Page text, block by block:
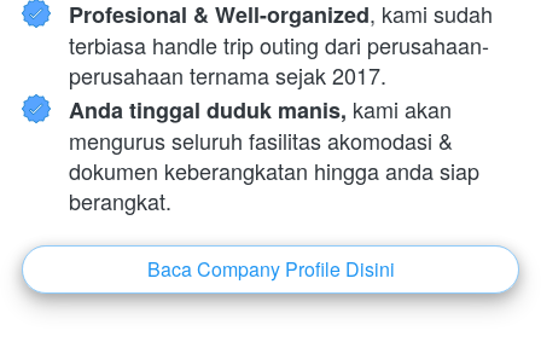
Profesional & Well-organized, kami sudah
terbiasa handle trip outing dari perusahaan-
perusahaan ternama sejak 2017.
Anda tinggal duduk manis, kami akan
mengurus seluruh fasilitas akomodasi &
dokumen keberangkatan hingga anda siap
berangkat.
`Baca Company Profile Disini